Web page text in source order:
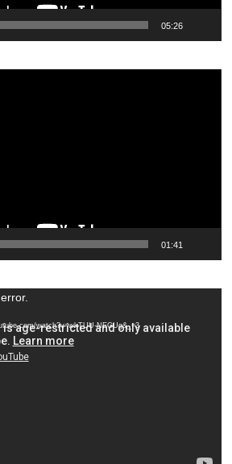
05:26
01:41
watch?v=wkTUU-NEGUg&_=3